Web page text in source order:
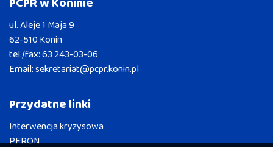
ul. Aleje 1 Maja 9
62-510 Konin
tel./fax:63 243-03-06
Email:sekretariat@pcpr.konin.pl
Przydatne linki
Interwencja kryzysowa
PFRON